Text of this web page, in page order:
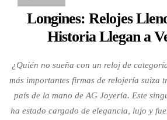
Longines: Relojes
Historia Llegan a
¿Quién no sueña con un reloj de
más importantes firmas de relojería suiza
país de la mano de AG Joyería. Este
ha estado cargado de elegancia, lujo y